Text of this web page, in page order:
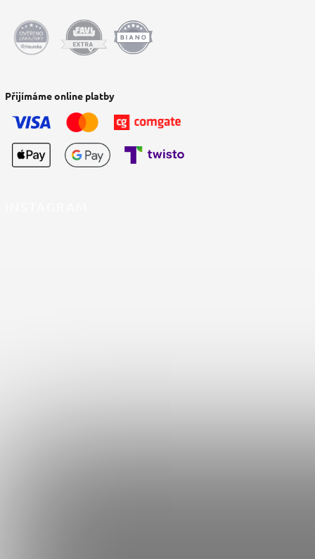
Přijímáme online platby